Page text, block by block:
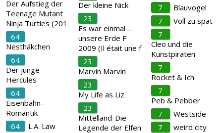
Der Aufstieg der
Teenage Mutant
Ninja Turtles (201
64
Nesthäkchen
64
Der junge
Hercules
64
Eisenbahn-
Romantik
64
L.A. Law
Der kleine Nick
23
Es war einmal …
unsere Erde F
2009 (Il était une f
23
Marvin Marvin
23
My Life as Liz
23
Mittelland-Die
Legende der Elfen
7
Blauvogel
7
Voll zu spät
7
Cleo und die
Kunstpiraten
7
Rocket & Ich
7
Peb & Pebber
7
Westside
7
weird city